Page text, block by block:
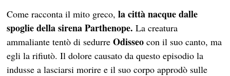
Come racconta il mito greco,la città nacque dalle
spoglie della sirena Parthenope. La creatura
ammaliante tentò di sedurreOdisseocon il suo canto, ma
egli la rifiutò. Il dolore causato da questo episodio la
indusse a lasciarsi morire e il suo corpo approdò sulle